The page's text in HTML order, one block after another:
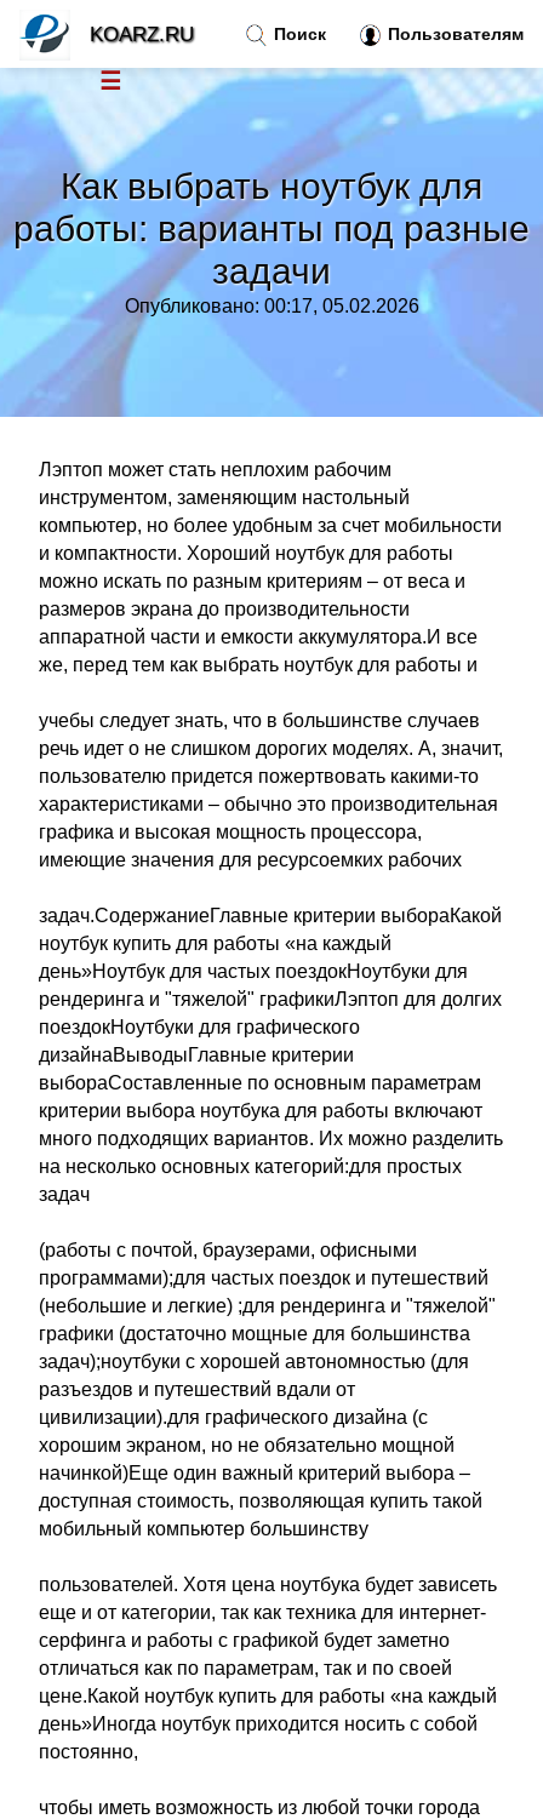
Как выбрать ноутбук для
работы: варианты под разные
задачи
Опубликовано: 00:17, 05.02.2026
Лэптоп может стать неплохим рабочим
инструментом, заменяющим настольный
компьютер, но более удобным за счет мобильности
и компактности. Хороший ноутбук для работы
можно искать по разным критериям – от веса и
размеров экрана до производительности
аппаратной части и емкости аккумулятора.И все
же, перед тем как выбрать ноутбук для работы и
учебы следует знать, что в большинстве случаев
речь идет о не слишком дорогих моделях. А, значит,
пользователю придется пожертвовать какими-то
характеристиками – обычно это производительная
графика и высокая мощность процессора,
имеющие значения для ресурсоемких рабочих
задач.СодержаниеГлавные критерии выбораКакой
ноутбук купить для работы «на каждый
день»Ноутбук для частых поездокНоутбуки для
рендеринга и "тяжелой" графикиЛэптоп для долгих
поездокНоутбуки для графического
дизайнаВыводыГлавные критерии
выбораСоставленные по основным параметрам
критерии выбора ноутбука для работы включают
много подходящих вариантов. Их можно разделить
на несколько основных категорий:для простых
задач
(работы с почтой, браузерами, офисными
программами);для частых поездок и путешествий
(небольшие и легкие) ;для рендеринга и "тяжелой"
графики (достаточно мощные для большинства
задач);ноутбуки с хорошей автономностью (для
разъездов и путешествий вдали от
цивилизации).для графического дизайна (с
хорошим экраном, но не обязательно мощной
начинкой)Еще один важный критерий выбора –
доступная стоимость, позволяющая купить такой
мобильный компьютер большинству
пользователей. Хотя цена ноутбука будет зависеть
еще и от категории, так как техника для интернет-
серфинга и работы с графикой будет заметно
отличаться как по параметрам, так и по своей
цене.Какой ноутбук купить для работы «на каждый
день»Иногда ноутбук приходится носить с собой
постоянно,
чтобы иметь возможность из любой точки города
Поиск Пользователям
KOARZ.RU
☰
Новости
Тренды новостей»
»
Правила »
Контакт»